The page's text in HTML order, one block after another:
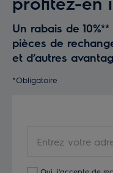
Un rabais de
pièces de
et d’autres
*Obligatoire
votre